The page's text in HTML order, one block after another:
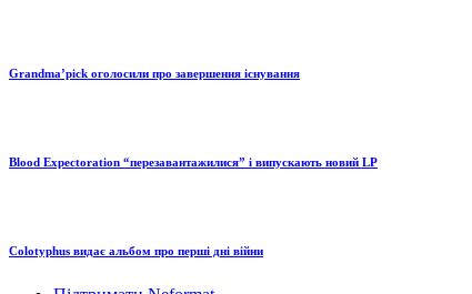
Grandma’pick оголосили про завершення існування
Blood Expectoration “перезавантажилися” і випускають новий LP
Colotyphus видає альбом про перші дні війни